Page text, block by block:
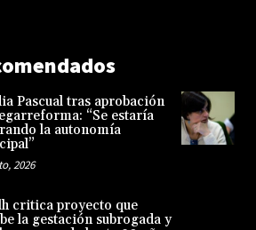
Pascual tras aprobación
“Se estaría
la autonomía
2026
critica proyecto que
la gestación subrogada y